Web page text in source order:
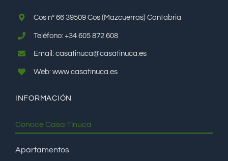
Cos nº 66 39509 Cos (Mazcuerras) Cantabria
Teléfono: +34 605 872 608
Email: casatinuca@casatinuca.es
Web: www.casatinuca.es
INFORMACIÓN
Conoce Casa Tinuca
Apartamentos